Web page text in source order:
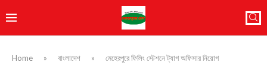
Home » বাংলাদেশ » মেহেরপুরে ফিলিং স্টেশনে ট্যাগ অফিসার নিয়োগ